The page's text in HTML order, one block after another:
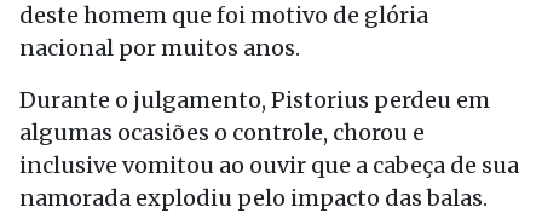
deste homem que foi motivo de glória
nacional por muitos anos.
Durante o julgamento, Pistorius perdeu em
algumas ocasiões o controle, chorou e
inclusive vomitou ao ouvir que a cabeça de sua
namorada explodiu pelo impacto das balas.